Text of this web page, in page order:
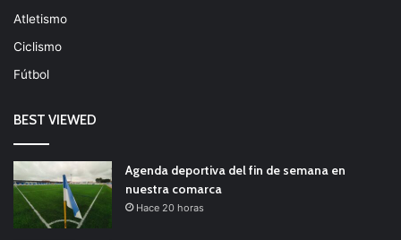
Atletismo
Ciclismo
Fútbol
BEST VIEWED
Agenda deportiva del fin de semana en
nuestra comarca
Hace 20 horas